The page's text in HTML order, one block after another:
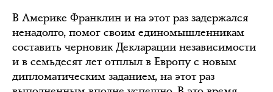
В Америке Франклин и на этот раз задержался
ненадолго, помог своим единомышленникам
составить черновик Декларации независимости
и в семьдесят лет отплыл в Европу с новым
дипломатическим заданием, на этот раз